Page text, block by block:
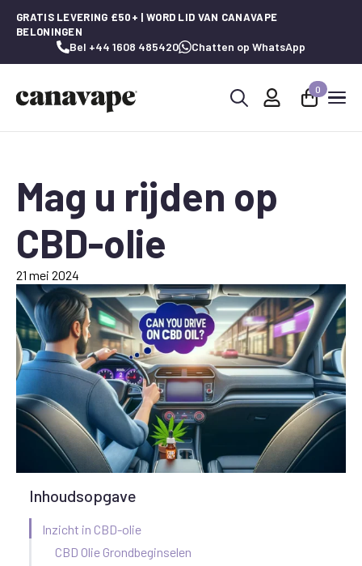
GRATIS LEVERING £50+ | WORD LID VAN CANAVAPE
BELONINGEN
Bel +44 1608 485420 Chatten op WhatsApp
0
Mag u rijden op
CBD-olie
21 mei 2024
Inhoudsopgave
Inzicht in CBD-olie
CBD Olie Grondbeginselen